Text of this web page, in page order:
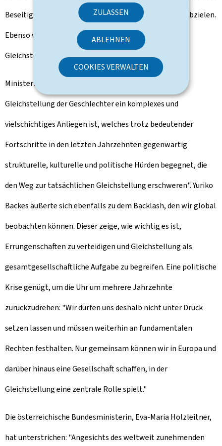
ZULASSEN
ABLEHNEN
COOKIES VERWALTEN
Beseitigung geschlechtsspezifischer Ungleichheiten abzielen.
Ebenso wurden bestehende Herausforderungen der
Gleichstellungspolitik thematisiert.
Ministerin Yuriko Backes hat hervorgehoben, dass "die
Gleichstellung der Geschlechter ein komplexes und
vielschichtiges Anliegen ist, welches trotz bedeutender
Fortschritte in den letzten Jahrzehnten gegenwärtig
strukturelle, kulturelle und politische Hürden begegnet, die
den Weg zur tatsächlichen Gleichstellung erschweren". Yuriko
Backes äußerte sich ebenfalls zu dem Backlash, den wir global
beobachten können. Dieser zeige, wie wichtig es ist,
Errungenschaften zu verteidigen und Gleichstellung als
gesamtgesellschaftliche Aufgabe zu begreifen. Eine politische
Krise genügt, um die Uhr um mehrere Jahrzehnte
zurückzudrehen: "Wir dürfen uns deshalb nicht unter Druck
setzen lassen und müssen weiterhin an fundamentalen
Rechten festhalten. Nur gemeinsam können wir in Europa und
darüber hinaus eine Gesellschaft schaffen, in der
Gleichstellung eine zentrale Rolle spielt."
Die österreichische Bundesministerin, Eva-Maria Holzleitner,
hat unterstrichen: "Angesichts des weltweit zunehmenden